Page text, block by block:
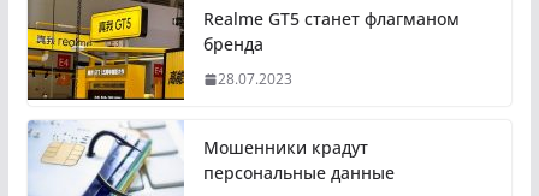
Realme GT5 станет флагманом
бренда
28.07.2023
Мошенники крадут
персональные данные